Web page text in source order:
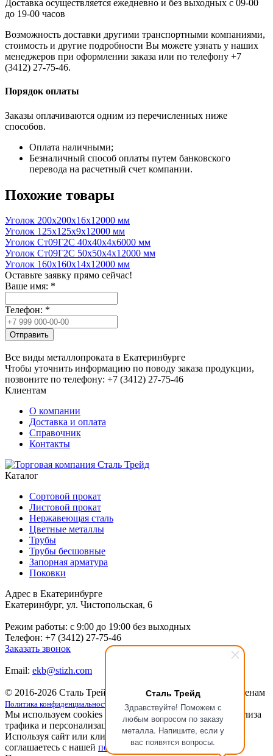
Сталь Трейд
Здравствуйте! Поможем с
любым вопросом по заказу
металла. Напишите, если у
вас появятся вопросы.
Доставка осуществляется ежедневно и без выходных с 09-00
до 19-00 часов
Возможность доставки другими транспортными компаниями,
стоимость и другие подробности Вы можете узнать у наших
менеджеров при оформлении заказа или по телефону +7
(3412) 27-75-46.
Порядок оплаты
Заказы оплачиваются одним из перечисленных ниже
способов.
Оплата наличными;
Безналичный способ оплаты путем банковского
перевода на расчетный счет компании.
Похожие товары
Уголок 200x200x16x12000 мм
Уголок 125x125x9x12000 мм
Уголок Ст09Г2С 40x40x4x6000 мм
Уголок Ст09Г2С 50x50x4x12000 мм
Уголок 160x160x14x12000 мм
Оставьте заявку прямо сейчас!
Ваше имя: *
Телефон: *
Отправить
Все виды металлопроката в Екатеринбурге
Чтобы уточнить информацию по поводу заказа продукции,
позвоните по телефону: +7 (3412) 27-75-46
Клиентам
О компании
Доставка и оплата
Справочник
Контакты
Каталог
Сортовой прокат
Листовой прокат
Нержавеющая сталь
Цветные металлы
Трубы
Трубы бесшовные
Запорная арматура
Поковки
Адрес в Екатеринбурге
Екатеринбург, ул. Чистопольская, 6
Режим работы: c 9:00 до 19:00 без выходных
Телефон: +7 (3412) 27-75-46
Заказать звонок
Email: ekb@stizh.com
© 2016-2026 Сталь Трейд Металлопрокатпо выгодным ценам
Политика конфиденциальности
Мы используем cookies для улучшения работы сайта, анализа
трафика и персонализации.
Используя сайт или кликая на кнопку "Понятно", вы
соглашаетесь с нашей политикой конфиденциальности